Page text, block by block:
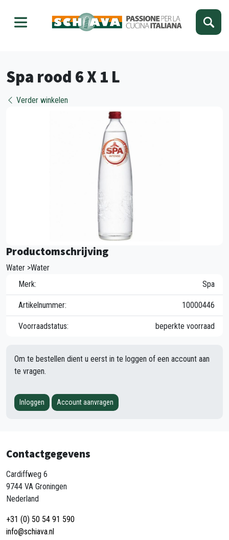
Spa rood 6 X 1 L
Verder winkelen
Productomschrijving
Water >Water
Merk:
Spa
Artikelnummer: 10000446
Voorraadstatus: beperkte voorraad
Om te bestellen dient u eerst in te loggen of een account aan
te vragen.
Inloggen Account aanvragen
Contactgegevens
Cardiffweg 6
9744 VA Groningen
Nederland
+31 (0) 50 54 91 590
info@schiava.nl